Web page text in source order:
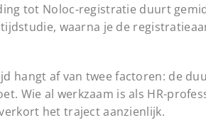
tot Noloc-registratie duurt
waarna je de
hangt af van twee factoren: de
Wie al werkzaam is als HR-
het traject aanzienlijk.